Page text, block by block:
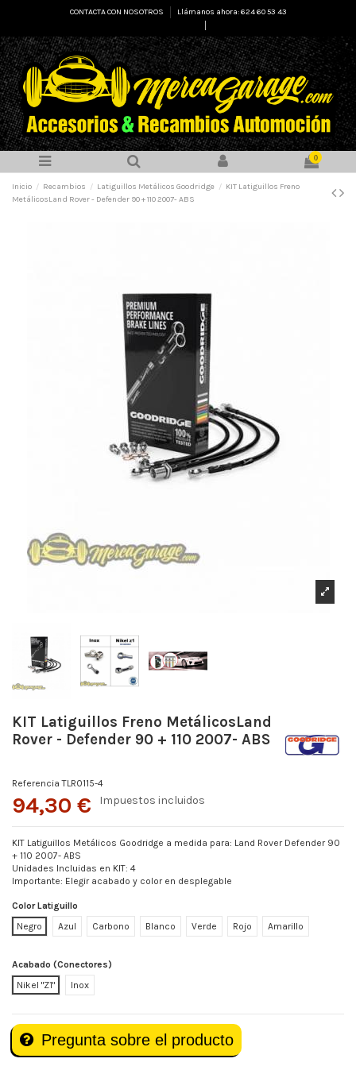
CONTACTA CON NOSOTROS
Llámanos ahora: 624 60 53 43
0
Inicio Recambios Latiguillos Metálicos Goodridge
KIT Latiguillos Freno
MetálicosLand Rover - Defender 90 + 110 2007- ABS
KIT Latiguillos Freno MetálicosLand
Rover - Defender 90 + 110 2007- ABS
Referencia TLR0115-4
94,30 € Impuestos incluidos
KIT Latiguillos Metálicos Goodridge a medida para: Land Rover Defender 90
+ 110 2007- ABS
Unidades Incluidas en KIT: 4
Importante: Elegir acabado y color en desplegable
Color Latiguillo
Negro
Azul Carbono Blanco Verde Rojo Amarillo
Acabado (Conectores)
Nikel "Z1"
Inox
Pregunta sobre el producto